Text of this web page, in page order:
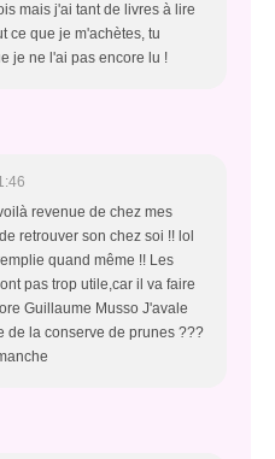
mais j'ai tant de livres à lire
ce que je m'achètes, tu
je ne l'ai pas encore lu !
revenue de chez mes
retrouver son chez soi !! lol
quand même !! Les
pas trop utile,car il va faire
Guillaume Musso J'avale
de la conserve de prunes ???